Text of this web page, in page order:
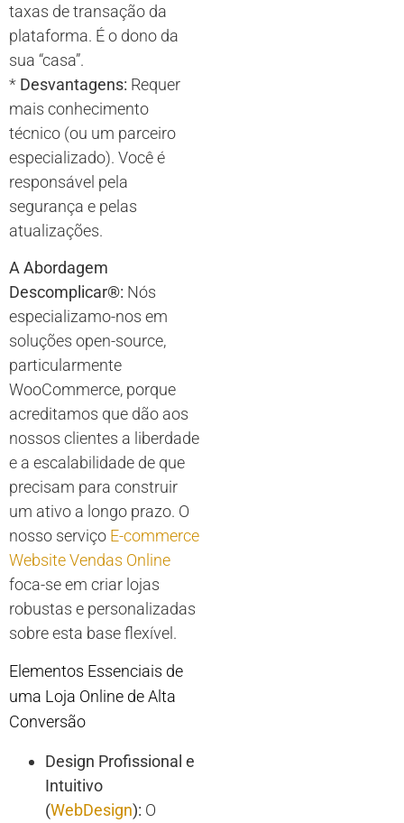
taxas de transação da
plataforma. É o dono da
sua “casa”.
* Desvantagens: Requer
mais conhecimento
técnico (ou um parceiro
especializado). Você é
responsável pela
segurança e pelas
atualizações.
A Abordagem
Descomplicar®: Nós
especializamo-nos em
soluções open-source,
particularmente
WooCommerce, porque
acreditamos que dão aos
nossos clientes a liberdade
e a escalabilidade de que
precisam para construir
um ativo a longo prazo. O
nosso serviço E-commerce
Website Vendas Online
foca-se em criar lojas
robustas e personalizadas
sobre esta base flexível.
Elementos Essenciais de
uma Loja Online de Alta
Conversão
Design Profissional e
Intuitivo
(WebDesign): O